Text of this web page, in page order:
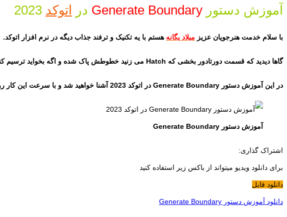
آموزش دستور Generate Boundary در اتوکد
با سلام خدمت هنرجویان عزیز میلاد یگانه هستم با یه تکنیک و ترفند جذاب دیگه در نرم افزار اتوکد.
گاها دیدید که قسمت دورتادور بخشی که Hatch می زنید خطوطش پاک شده و اگه بخواید ترسیم کنید خطوطشو ترسیمات دقیقی انجام نمی شود.
در این آموزش دستور Generate Boundary در اتوکد 2023 آشنا خواهید شد و با سرعت این کار رو انجام خواهید داد.
آموزش دستور Generate Boundary
اشتراک گذاری:
برای دانلود ویدیو میتواند از باکس زیر استفاده کنید
دانلود فایل
دانلود آموزش دستور Generate Boundary